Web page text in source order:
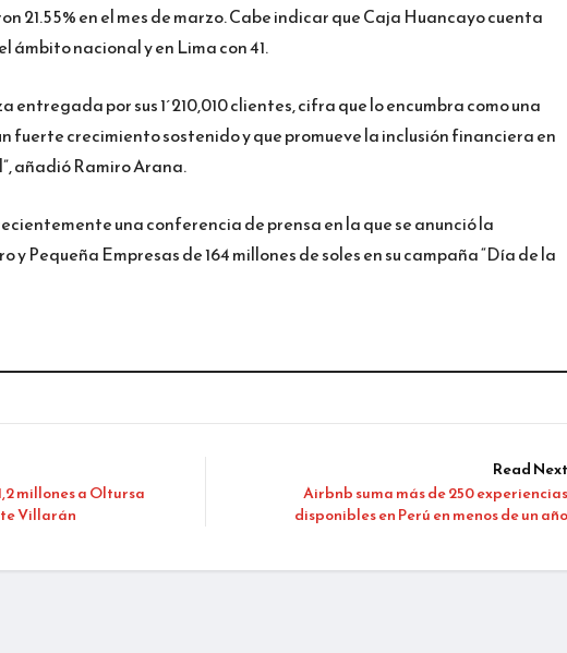
21.55% en el mes de marzo. Cabe indicar que Caja Huancayo cuenta
ámbito nacional y en Lima con 41.
entregada por sus 1´210,010 clientes, cifra que lo encumbra como una
fuerte crecimiento sostenido y que promueve la inclusión financiera en
añadió Ramiro Arana.
una conferencia de prensa en la que se anunció la
y Pequeña Empresas de 164 millones de soles en su campaña “Día de la
millones a Oltursa
Villarán
Read Next
Airbnb suma más de 250 experiencias
disponibles en Perú en menos de un año